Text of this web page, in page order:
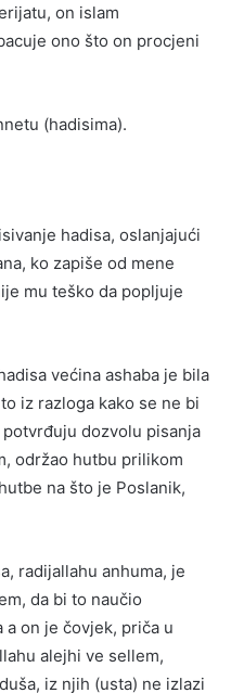
on islam
ono što on procjeni
(hadisima).
hadisa, oslanjajući
ko zapiše od mene
mu teško da popljuje
većina ashaba je bila
iz razloga kako se ne bi
dozvolu pisanja
održao hutbu prilikom
na što je Poslanik,
radijallahu anhuma, je
da bi to naučio
on je čovjek, priča u
alejhi ve sellem,
iz njih (usta) ne izlazi